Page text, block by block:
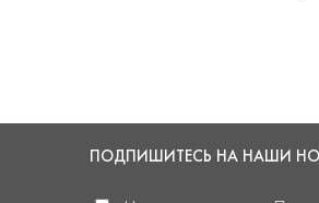
ПОДПИШИТЕСЬ НА НАШИ